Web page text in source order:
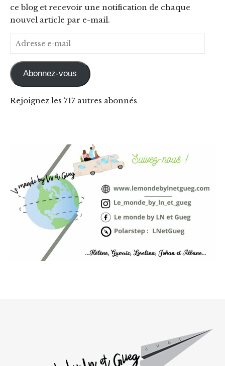
ce blog et recevoir une notification de chaque
nouvel article par e-mail.
Adresse e-mail
Abonnez-vous
Rejoignez les 717 autres abonnés